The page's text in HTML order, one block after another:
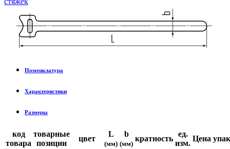
Номенклатура
Характеристики
Размеры
код
товара
товарные
позиции
цвет
L
(мм)
b
(мм)
кратность
ед.
изм.
Цена